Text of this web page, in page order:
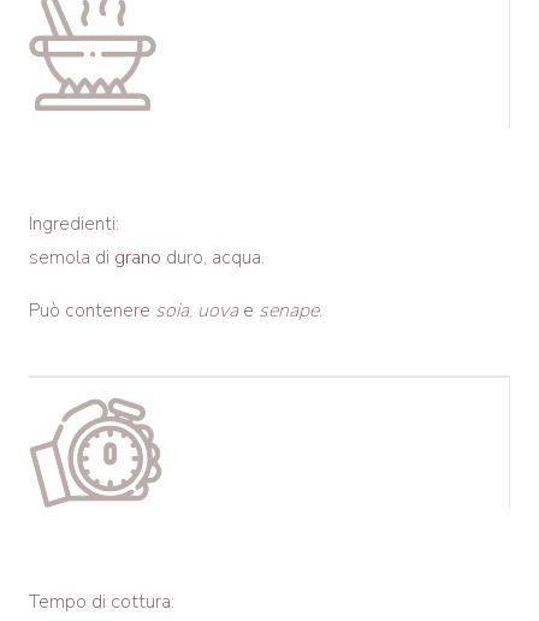
Ingredienti:
semola di grano duro, acqua.
Può contenere soia, uovae senape.
Tempo di cottura: